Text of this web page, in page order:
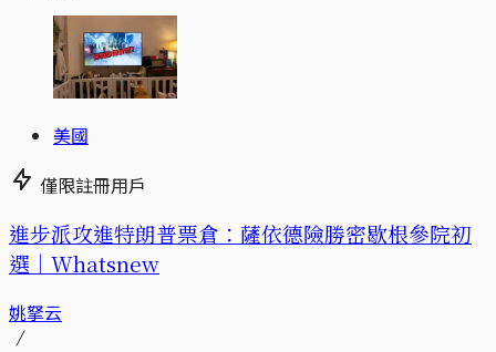
美國
僅限註冊用戶
進步派攻進特朗普票倉：薩依德險勝密歇根參院初
選｜Whatsnew
姚拏云